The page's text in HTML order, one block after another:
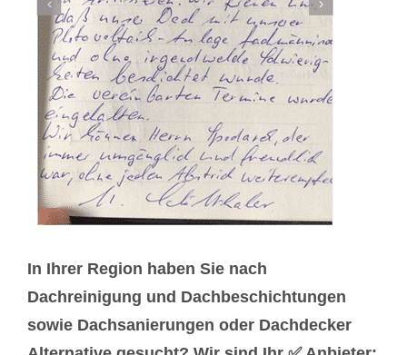
In Ihrer Region haben Sie nach
Dachreinigung und Dachbeschichtungen
sowie Dachsanierungen oder Dachdecker